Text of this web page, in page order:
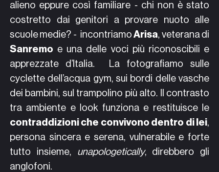
alieno eppure così familiare - chi non è stato
costretto dai genitori a provare nuoto alle
scuole medie? - incontriamoArisa, veterana di
Sanremo e una delle voci più riconoscibili e
apprezzate d’Italia. La fotografiamo sulle
cyclette dell’acqua gym, sui bordi delle vasche
dei bambini, sul trampolino più alto. Il contrasto
tra ambiente e look funziona e restituisce le
contraddizioni che convivono dentro di lei,
persona sincera e serena, vulnerabile e forte
tutto insieme, unapologetically, direbbero gli
anglofoni.